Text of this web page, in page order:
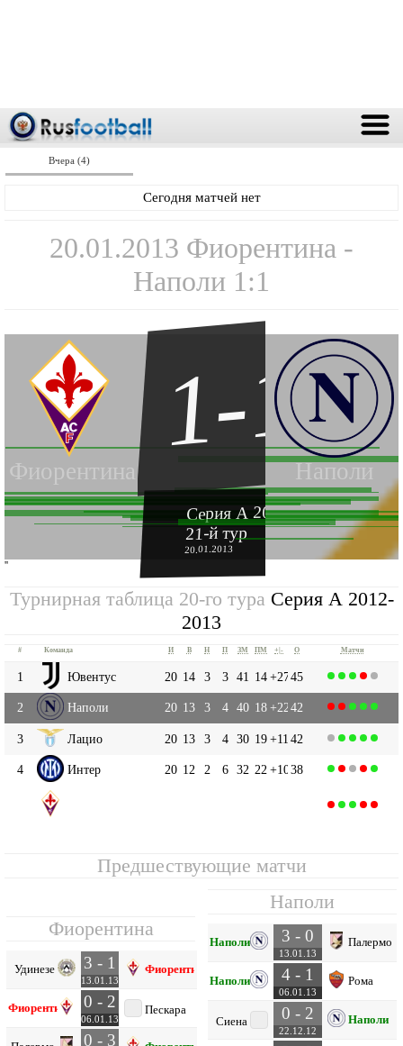
Вчера (4)
Сегодня матчей нет
20.01.2013 Фиорентина -
Наполи 1:1
Фиорентина Наполи
1-1
Серия А 2012-2013
21-й тур
20.01.2013
''
Турнирная таблица 20-го тура Серия А 2012-
2013
# Команда И В Н П ЗМ ПМ +|- О Матчи
1 Ювентус 20 14 3 3 41 14+2745
2 Наполи 20 13 3 4 40 18+2242
3 Лацио 20 13 3 4 30 19+11 42
4 Интер 20 12 2 6 32 22 +1038
Предшествующие матчи
Фиорентина
Удинезе 3 - 1
13.01.13
Фиорентина
Фиорентина 0 - 2
06.01.13
Пескара
0 - 3
Наполи
Наполи 3 - 0
13.01.13
Палермо
Наполи 4 - 1
06.01.13
Рома
Сиена 0 - 2
22.12.12
Наполи